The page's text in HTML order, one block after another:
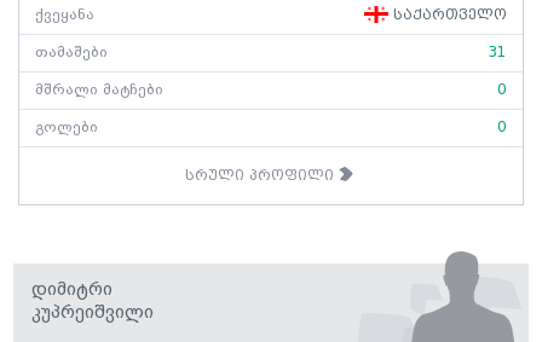
ქვეყანა საქართველო
თამაშები 31
მშრალი მატჩები 0
გოლები 0
სრული პროფილი
Დიმიტრი
Კუპრეიშვილი